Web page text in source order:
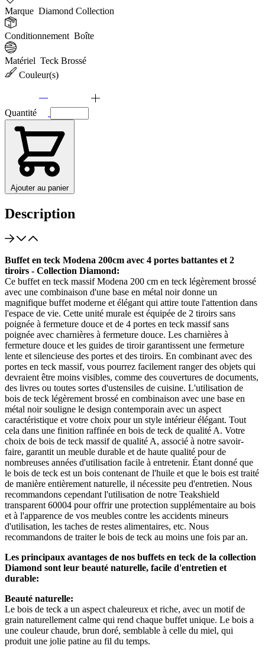
Marque Diamond Collection
Conditionnement Boîte
Matériel Teck Brossé
Couleur(s)
Quantité
Ajouter au panier
Description
Buffet en teck Modena 200cm avec 4 portes battantes et 2
tiroirs - Collection Diamond:
Ce buffet en teck massif Modena 200 cm en teck légèrement brossé
avec une combinaison d'une base en métal noir donne un
magnifique buffet moderne et élégant qui attire toute l'attention dans
l'espace de vie. Cette unité murale est équipée de 2 tiroirs sans
poignée à fermeture douce et de 4 portes en teck massif sans
poignée avec charnières à fermeture douce. Les charnières à
fermeture douce et les guides de tiroir garantissent une fermeture
lente et silencieuse des portes et des tiroirs. En combinant avec des
portes en teck massif, vous pourrez facilement ranger des objets qui
devraient être moins visibles, comme des couvertures de documents,
des livres ou toutes sortes d'ustensiles de cuisine. L'utilisation de
bois de teck légèrement brossé en combinaison avec une base en
métal noir souligne le design contemporain avec un aspect
caractéristique et votre choix pour un style intérieur élégant. Tout
cela dans une finition raffinée en bois de teck de qualité A. Votre
choix de bois de teck massif de qualité A, associé à notre savoir-
faire, garantit un meuble durable et de haute qualité pour de
nombreuses années d'utilisation facile à entretenir. Étant donné que
le bois de teck est un bois contenant de l'huile et que le bois est traité
de manière entièrement naturelle, il nécessite peu d'entretien. Nous
recommandons cependant l'utilisation de notre Teakshield
transparent 60004 pour offrir une protection supplémentaire au bois
et à l'apparence de vos meubles contre les accidents mineurs
d'utilisation, les taches de restes alimentaires, etc. Nous
recommandons de traiter le bois de teck au moins une fois par an.
Les principaux avantages de nos buffets en teck de la collection
Diamond sont leur beauté naturelle, facile d'entretien et
durable:
Beauté naturelle:
Le bois de teck a un aspect chaleureux et riche, avec un motif de
grain naturellement calme qui rend chaque buffet unique. Le bois a
une couleur chaude, brun doré, semblable à celle du miel, qui
produit une jolie patine au fil du temps.